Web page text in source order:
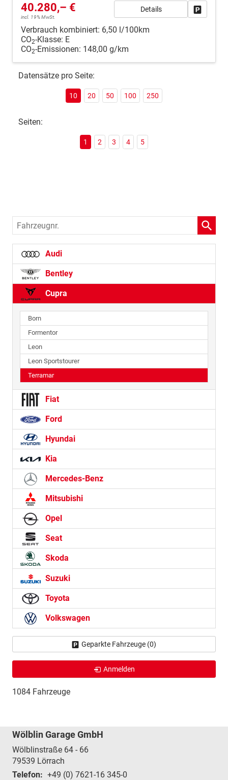
40.280,– €
incl. 19% MwSt.
Details
Verbrauch kombiniert: 6,50 l/100km
CO2-Klasse: E
CO2-Emissionen: 148,00 g/km
Datensätze pro Seite:
10 20 50 100 250
Seiten:
1 2 3 4 5
Fahrzeugnr.
Audi
Bentley
Cupra
Born
Formentor
Leon
Leon Sportstourer
Terramar
Fiat
Ford
Hyundai
Kia
Mercedes-Benz
Mitsubishi
Opel
Seat
Skoda
Suzuki
Toyota
Volkswagen
Geparkte Fahrzeuge (0)
Anmelden
1084 Fahrzeuge
Wölblin Garage GmbH
Wölblinstraße 64 - 66
79539 Lörrach
Telefon: +49 (0) 7621-16 345-0